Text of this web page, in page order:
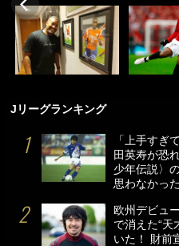
Jリーグランキング
「上手すぎ
田英寿が恐
少年伝説〉
思わなかっ
欧州デビュ
で消えた“天
いた！ 財前